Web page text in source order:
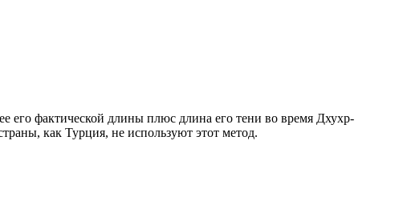
его фактической длины плюс длина его тени во время Дхухр-
как Турция, не используют этот метод.